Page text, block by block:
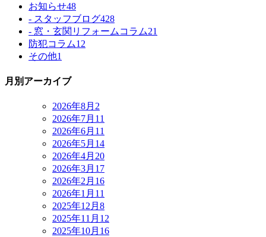
お知らせ48
- スタッフブログ428
- 窓・玄関リフォームコラム21
防犯コラム12
その他1
月別アーカイブ
2026年8月 2
2026年7月 11
2026年6月 11
2026年5月 14
2026年4月 20
2026年3月 17
2026年2月 16
2026年1月 11
2025年12月 8
2025年11月 12
2025年10月 16